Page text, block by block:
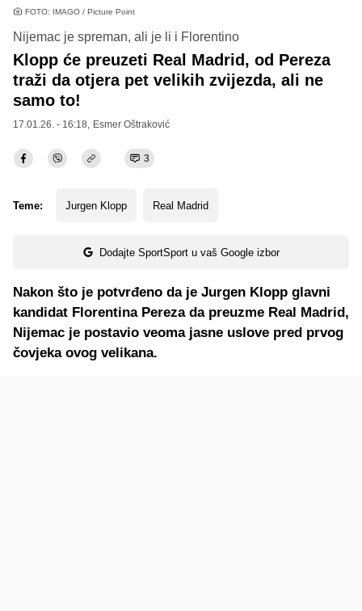
FOTO: IMAGO / Picture Point
Nijemac je spreman, ali je li i Florentino
Klopp će preuzeti Real Madrid, od Pereza
traži da otjera pet velikih zvijezda, ali ne
samo to!
17.01.26. - 16:18, Esmer Oštraković
3
Teme: Jurgen Klopp Real Madrid
Dodajte SportSport u vaš Google izbor
Nakon što je potvrđeno da je Jurgen Klopp glavni
kandidat Florentina Pereza da preuzme Real Madrid,
Nijemac je postavio veoma jasne uslove pred prvog
čovjeka ovog velikana.